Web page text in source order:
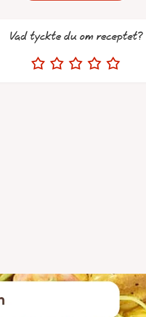
Vad tyckte du om receptet?